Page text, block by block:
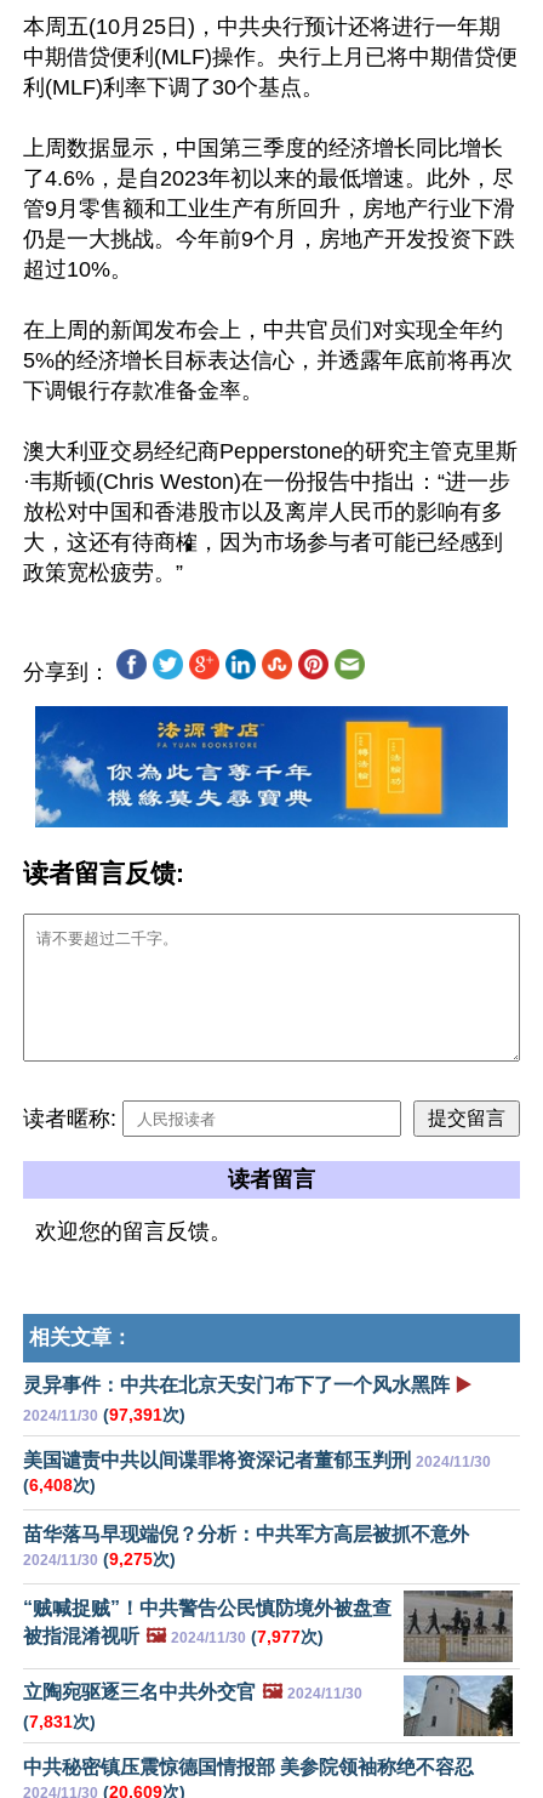
本周五(10月25日)，中共央行预计还将进行一年期
中期借贷便利(MLF)操作。央行上月已将中期借贷便
利(MLF)利率下调了30个基点。
上周数据显示，中国第三季度的经济增长同比增长
了4.6%，是自2023年初以来的最低增速。此外，尽
管9月零售额和工业生产有所回升，房地产行业下滑
仍是一大挑战。今年前9个月，房地产开发投资下跌
超过10%。
在上周的新闻发布会上，中共官员们对实现全年约
5%的经济增长目标表达信心，并透露年底前将再次
下调银行存款准备金率。
澳大利亚交易经纪商Pepperstone的研究主管克里斯
·韦斯顿(Chris Weston)在一份报告中指出：“进一步
放松对中国和香港股市以及离岸人民币的影响有多
大，这还有待商榷，因为市场参与者可能已经感到
分享到：
读者留言反馈:
读者暱称:
读者留言
欢迎您的留言反馈。
相关文章：
灵异事件：中共在北京天安门布下了一个风水黑阵 ▶️
2024/11/30 (97,391次)
美国谴责中共以间谍罪将资深记者董郁玉判刑 2024/11/30
(6,408次)
苗华落马早现端倪？分析：中共军方高层被抓不意外
2024/11/30 (9,275次)
“贼喊捉贼”！中共警告公民慎防境外被盘查
被指混淆视听 🖼️ 2024/11/30 (7,977次)
立陶宛驱逐三名中共外交官 🖼️ 2024/11/30
(7,831次)
中共秘密镇压震惊德国情报部 美参院领袖称绝不容忍
2024/11/30 (20,609次)